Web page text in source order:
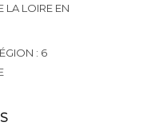
LA LOIRE EN
: 6